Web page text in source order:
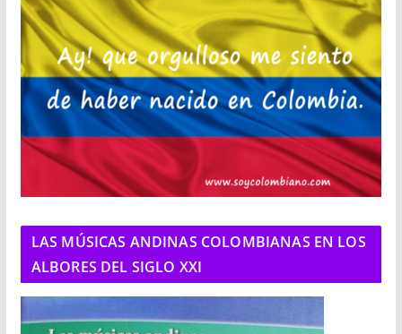
LAS MÚSICAS ANDINAS COLOMBIANAS EN LOS
ALBORES DEL SIGLO XXI